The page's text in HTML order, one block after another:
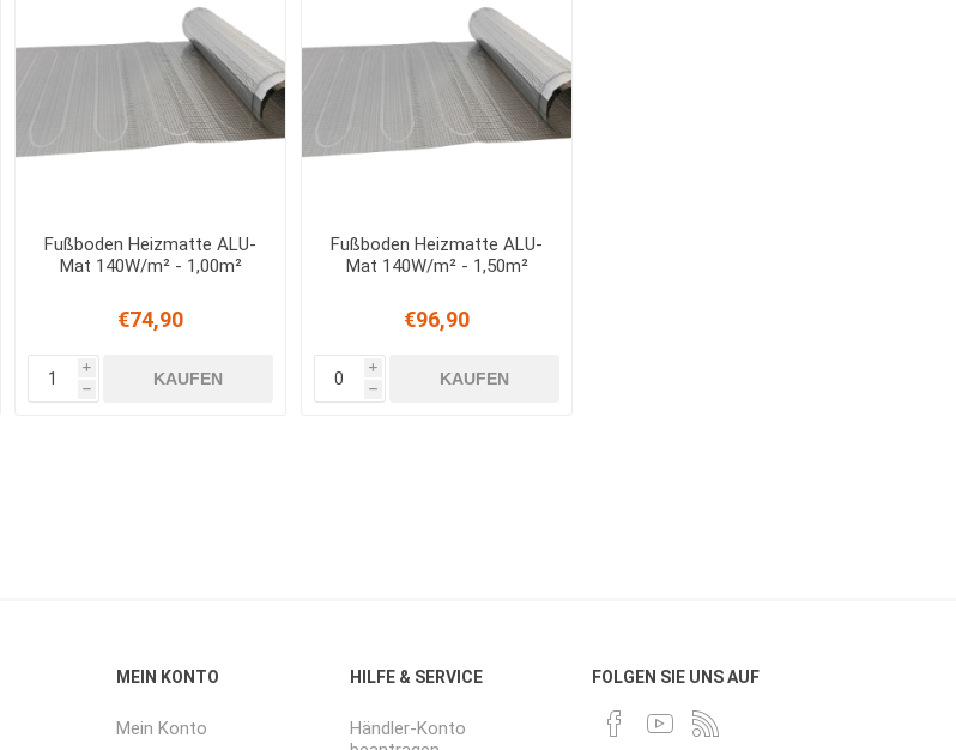
Fußboden Heizmatte ALU-
Mat 140W/m² - 1,00m²
€74,90
i
h
KAUFEN
Fußboden Heizmatte ALU-
Mat 140W/m² - 1,50m²
€96,90
i
h
KAUFEN
MEIN KONTO
Mein Konto
HILFE & SERVICE
Händler-Konto
FOLGEN SIE UNS AUF